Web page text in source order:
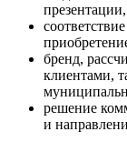
бренд,
клиентами,
решение
и